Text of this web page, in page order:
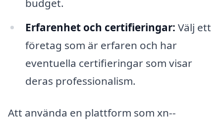
Erfarenhet och certifieringar: Välj ett
företag som är erfaren och har
eventuella certifieringar som visar
deras professionalism.
Att använda en plattform som xn--